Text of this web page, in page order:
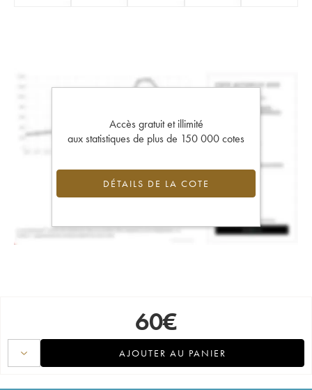
Accès gratuit et illimité
aux statistiques de plus de 150 000 cotes
DÉTAILS DE LA COTE
60€
AJOUTER AU PANIER